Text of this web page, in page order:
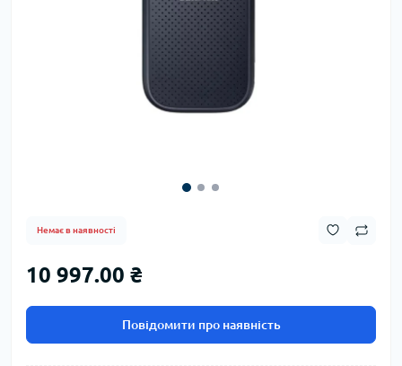
Немає в наявності
10 997.00 ₴
Повідомити про наявність